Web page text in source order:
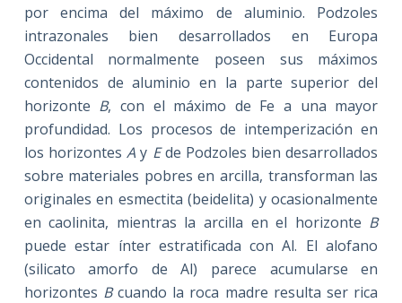
por encima del máximo de aluminio. Podzoles
intrazonales bien desarrollados en Europa
Occidental normalmente poseen sus máximos
contenidos de aluminio en la parte superior del
horizonte B, con el máximo de Fe a una mayor
profundidad. Los procesos de intemperización en
los horizontesAy Ede Podzoles bien desarrollados
sobre materiales pobres en arcilla, transforman las
originales en esmectita (beidelita) y ocasionalmente
en caolinita, mientras la arcilla en el horizonte B
puede estar ínter estratificada con Al. El alofano
(silicato amorfo de Al) parece acumularse en
horizontes Bcuando la roca madre resulta ser rica